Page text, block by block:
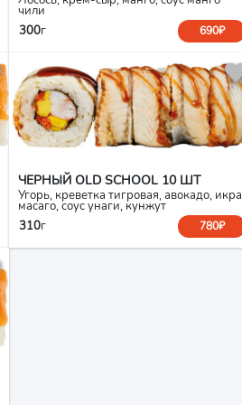
чили
300г 690₽
ЧЕРНЫЙ OLD SCHOOL 10 ШТ
Угорь, креветка тигровая, авокадо, икра
масаго, соус унаги, кунжут
310г 780₽